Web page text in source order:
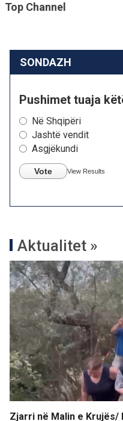
Top Channel
SONDAZH
Pushimet tuaja
Në Shqipëri
Jashtë vendit
Asgjëkundi
Vote View Results
Aktualitet »
Zjarri në Malin e